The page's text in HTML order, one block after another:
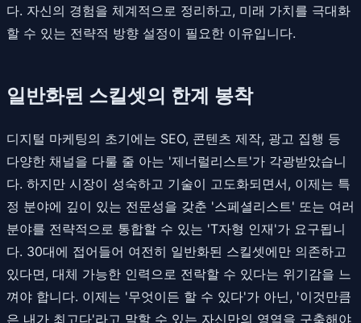
다. 자신의 경험을 체계적으로 정리하고, 미래 가치를 극대화
할 수 있는 전략적 방향 설정이 필요한 이유입니다.
일반화된 스킬셋의 한계 봉착
디지털 마케팅의 초기에는 SEO, 콘텐츠 제작, 광고 집행 등
다양한 채널을 다룰 줄 아는 '제너럴리스트'가 각광받았습니
다. 하지만 시장이 성숙하고 기술이 고도화되면서, 이제는 특
정 분야에 깊이 있는 전문성을 갖춘 '스페셜리스트' 또는 여러
분야를 전략적으로 통합할 수 있는 'T자형 인재'가 요구됩니
다. 30대에 접어들어 여전히 일반화된 스킬셋에만 의존하고
있다면, 대체 가능한 인력으로 전락할 수 있다는 위기감을 느
껴야 합니다. 이제는 '무엇이든 할 수 있다'가 아닌, '이것만큼
은 내가 최고다'라고 말할 수 있는 자신만의 영역을 구축해야